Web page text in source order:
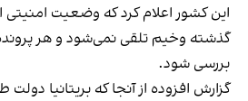
این کشور اعلام کرد که وضعیت امنیتی
گذشته وخیم تلقی نمی‌شود و هر
بررسی شود.
گزارش افزوده از آنجا که بریتانیا دولت